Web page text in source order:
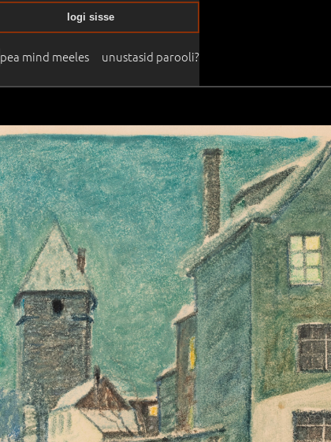
pea mind meeles
logi sisse
unustasid parooli?